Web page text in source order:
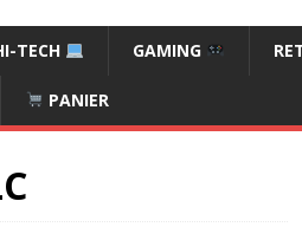
TECH GAMING
PANIER